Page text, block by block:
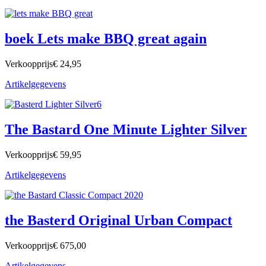
boek Lets make BBQ great again
Verkoopprijs€ 24,95
Artikelgegevens
The Bastard One Minute Lighter Silver
Verkoopprijs€ 59,95
Artikelgegevens
the Basterd Original Urban Compact
Verkoopprijs€ 675,00